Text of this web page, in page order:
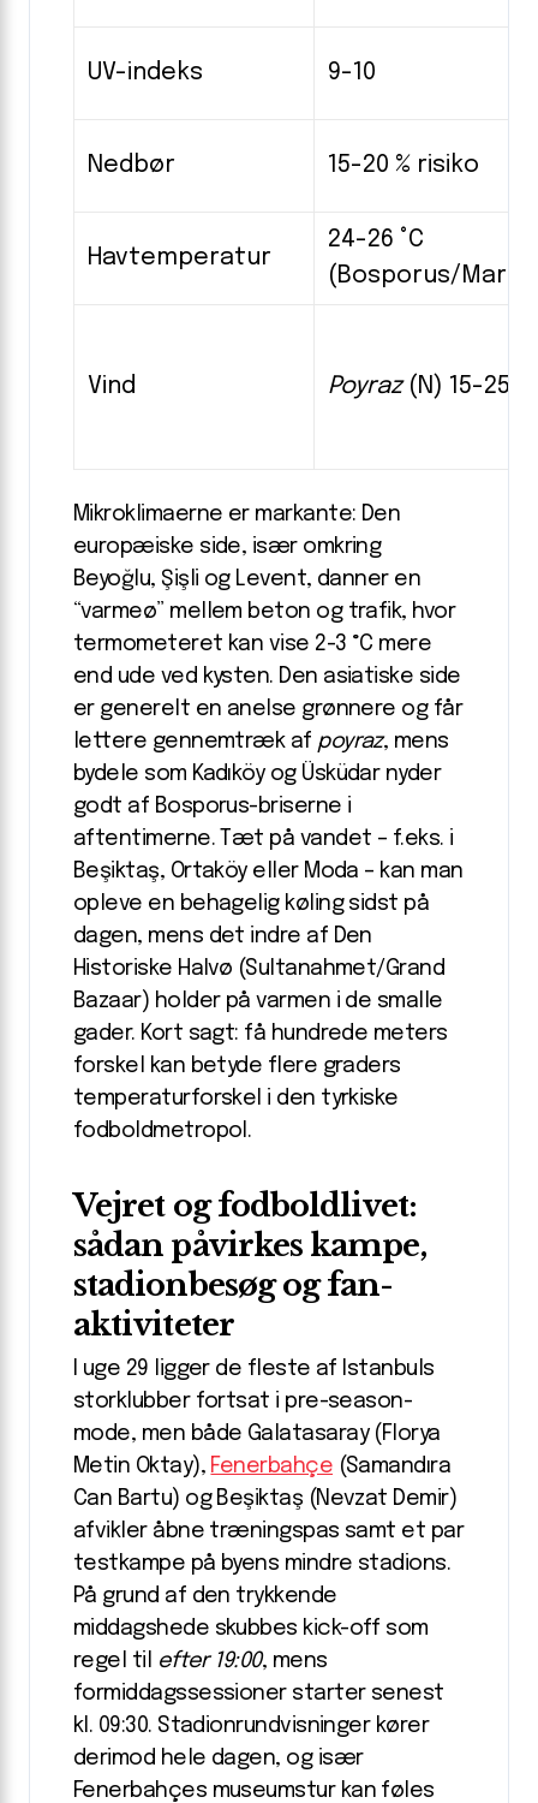
UV-indeks 9-10
Nedbør 15-20 % risiko
Havtemperatur
24-26 °C
(Bosporus/
Vind Poyraz(N) 15-25
Mikroklimaerne er markante: Den
europæiske side, især omkring
Beyoğlu, Şişli og Levent, danner en
“varmeø” mellem beton og trafik, hvor
termometeret kan vise 2-3 °C mere
end ude ved kysten. Den asiatiske side
er generelt en anelse grønnere og får
lettere gennemtræk af poyraz, mens
bydele som Kadıköy og Üsküdar nyder
godt af Bosporus-briserne i
aftentimerne. Tæt på vandet – f.eks. i
Beşiktaş, Ortaköy eller Moda – kan man
opleve en behagelig køling sidst på
dagen, mens det indre af Den
Historiske Halvø (Sultanahmet/Grand
Bazaar) holder på varmen i de smalle
gader. Kort sagt: få hundrede meters
forskel kan betyde flere graders
temperaturforskel i den tyrkiske
fodboldmetropol.
Vejret og fodboldlivet:
sådan påvirkes kampe,
stadionbesøg og fan-
aktiviteter
I uge 29 ligger de fleste af Istanbuls
storklubber fortsat i pre-season-
mode, men både Galatasaray (Florya
Metin Oktay), Fenerbahçe (Samandıra
Can Bartu) og Beşiktaş (Nevzat Demir)
afvikler åbne træningspas samt et par
testkampe på byens mindre stadions.
På grund af den trykkende
middagshede skubbes kick-off som
regel til
efter 19:00, mens
formiddagssessioner starter senest
kl. 09:30. Stadion­rundvisninger kører
derimod hele dagen, og især
Fenerbahçes museumstur kan føles